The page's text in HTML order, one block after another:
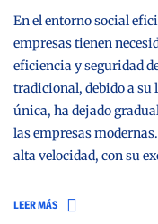
En el entorno social
empresas tienen
eficiencia y seguridad
tradicional, debido a su
única, ha dejado
las empresas
alta velocidad, con su
LEER MÁS